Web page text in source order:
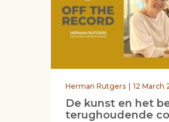
Herman Rutgers 12 March
De kunst en het
terughoudende